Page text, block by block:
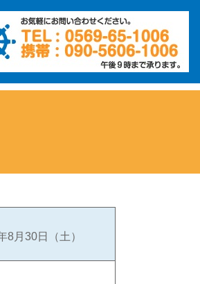
8月30日（土）